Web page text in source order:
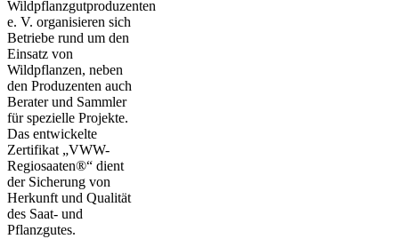
Wildpflanzgutproduzenten
e. V. organisieren sich
Betriebe rund um den
Einsatz von
Wildpflanzen, neben
den Produzenten auch
Berater und Sammler
für spezielle Projekte.
Das entwickelte
Zertifikat „VWW-
Regiosaaten®“ dient
der Sicherung von
Herkunft und Qualität
des Saat- und
Pflanzgutes.